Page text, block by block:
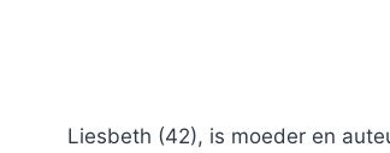
Liesbeth (42), is moeder en